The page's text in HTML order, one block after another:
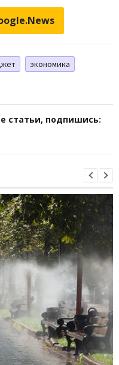
экономика
статьи, подпишись: